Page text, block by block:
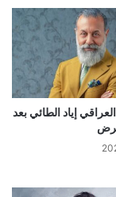
إياد الطائي بعد